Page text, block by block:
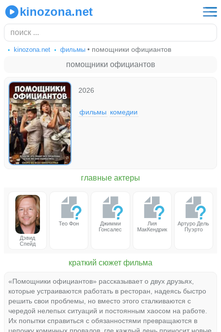
kinozona.net
kinozona.net фильмы • помощники официантов
помощники официантов
2026
фильмы комедии
главные актеры
Дэвид
Спейд
Тео Фон
Джимми
Гонсалес
Лия
МакКендрик
Артуро Дель
Пуэрто
краткий сюжет фильма
«Помощники официантов» рассказывает о двух друзьях,
которые устраиваются работать в ресторан, надеясь быстро
решить свои проблемы, но вместо этого сталкиваются с
чередой нелепых ситуаций и постоянным хаосом на работе.
Их попытки справиться с обязанностями превращаются в